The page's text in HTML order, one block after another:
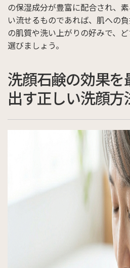
の保湿成分が豊富に配合され、
い流せるものであれば、肌への
の肌質や洗い上がりの好みで、
選びましょう。
洗顔石鹸の効果を
出す正しい洗顔方